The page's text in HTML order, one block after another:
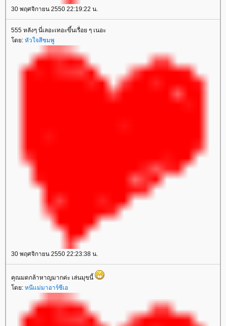
30 พฤศจิกายน 2550 22:19:22 น.
555 หลังๆ นี่เลอะเทอะขึ้นเรื่อย ๆ เนอะ
ดย: หัวใจสีชมพู
30 พฤศจิกายน 2550 22:23:38 น.
คุณมดกล้าหาญมากค่ะ เล่นมุขนี้
ดย: หนีแม่มาอาร์ซีเอ